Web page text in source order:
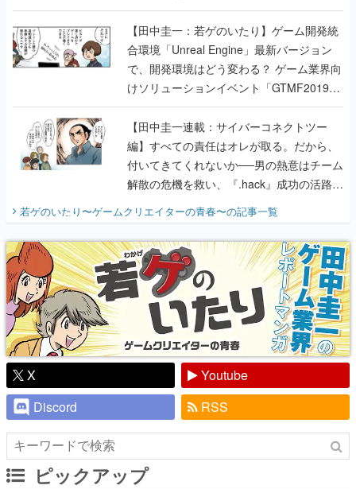
のいたり】
【田中圭一：若ゲのいたり】ゲーム開発統
合環境「Unreal Engine」最新バージョン
で、開発環境はどう変わる？ ゲーム業界向
けソリューションイベント「GTMF2019」
に行って、より理解を深めよう【PR】
【田中圭一連載：サイバーコネクトツー
編】すべての責任はオレが取る。だから、
付いてきてくれないか──男の熱意はチーム
解散の危機を救い、『.hack』成功の活路を
『少年ジャンプ』色だった【若ゲのいた
り】
若ゲのいたり〜ゲームクリエイターの青春〜の記事一覧
X
Youtube
Discord
RSS
ピックアップ